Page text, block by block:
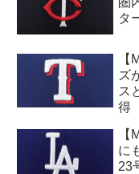
タ
ズ
ス
得
に
23